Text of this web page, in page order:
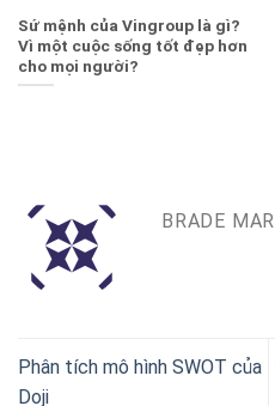
Sứ mệnh của Vingroup là gì?
Vì một cuộc sống tốt đẹp hơn
cho mọi người?
BRADE MAR
Phân tích mô hình SWOT của
Doji